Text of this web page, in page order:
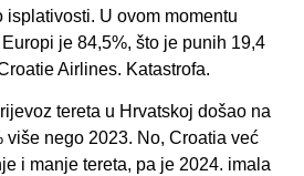
isplativosti. U ovom momentu
je 84,5%, što je punih 19,4
Airlines. Katastrofa.
tereta u Hrvatskoj došao na
više nego 2023. No, Croatia već
i manje tereta, pa je 2024. imala